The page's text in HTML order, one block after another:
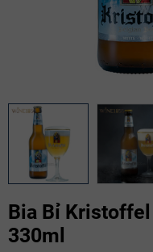
Bia Bỉ Kristoffel
330ml